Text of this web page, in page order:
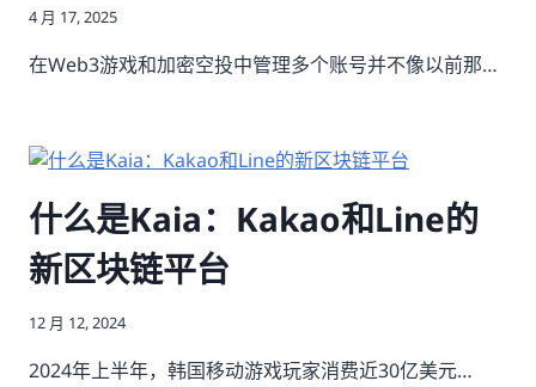
4 月 17, 2025
在Web3游戏和加密空投中管理多个账号并不像以前那…
什么是Kaia：Kakao和Line的
新区块链平台
12 月 12, 2024
2024年上半年，韩国移动游戏玩家消费近30亿美元…